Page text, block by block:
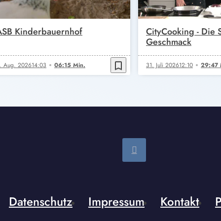
Kinderbauernhof
Aug. 202614:03 06:15 Min. bookmark_border
CityCooking - Die
Geschmack
31. Juli 202612:10 29:47
Datenschutz Impressum Kontakt